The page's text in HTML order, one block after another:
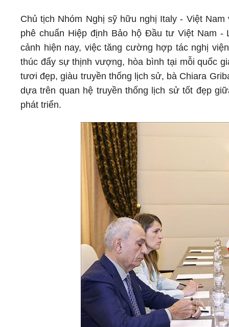
Chủ tịch Nhóm Nghị sỹ hữu nghị Italy - Việt
phê chuẩn Hiệp định Bảo hộ Đầu tư Việt Nam -
cảnh hiện nay, việc tăng cường hợp tác nghị
thúc đẩy sự thịnh vượng, hòa bình tại mỗi quốc
tươi đẹp, giàu truyền thống lịch sử, bà Chiara
dựa trên quan hệ truyền thống lịch sử tốt đẹp
phát triển.